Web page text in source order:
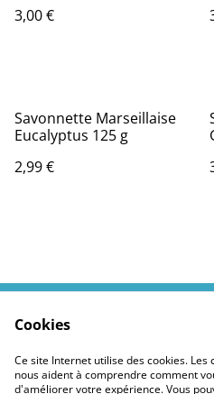
3,00 €
Savonnette Marseillaise
Eucalyptus 125 g
2,99 €
Politiques Site
Cookies
Ce site Internet utilise des cookies.
nous aident à comprendre comment
d'améliorer votre expérience. Vous